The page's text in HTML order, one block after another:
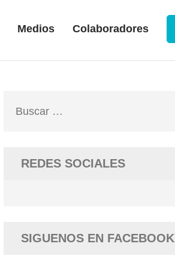
Medios Colaboradores
Buscar:
REDES SOCIALES
SIGUENOS EN FACEBOOK